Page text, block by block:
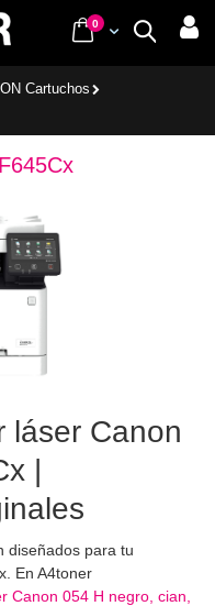
Buscar
Cart
0items
Cartuchos
láser Canon
|
diseñados para tu
En A4toner
Canon 054 H negro, cian,